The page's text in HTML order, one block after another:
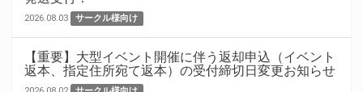
2026.08.03 サークル様向け
【重要】大型イベント開催に伴う返却申込（イベント
返本、指定住所宛て返本）の受付締切日変更お知らせ